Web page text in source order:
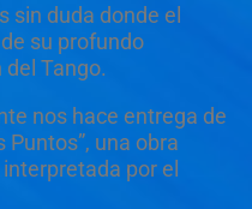
sin duda donde el
su profundo
Tango.
nos hace entrega de
Puntos”, una obra
por el